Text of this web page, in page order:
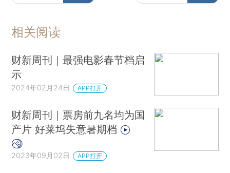
相关阅读
财新周刊｜最强电影春节档启
示
2024年02月24日 APP打开
财新周刊｜票房前九名均为国
产片 好莱坞失意暑期档
2023年09月02日 APP打开